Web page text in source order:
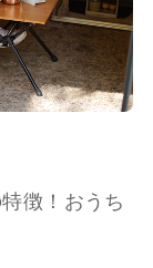
徴！おうち